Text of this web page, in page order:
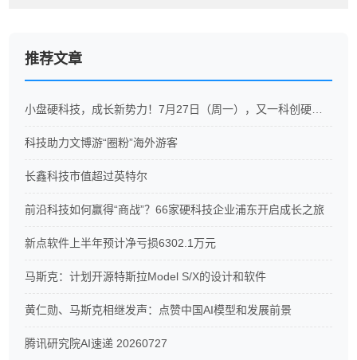
推荐文章
科技助力文博游“圈粉”海外游客
长鑫科技市值超过英特尔
前沿科技如何赢得“商战”？66家硬科技企业浦东开启成长之旅
新点软件上半年预计净亏损6302.1万元
马斯克：计划开源特斯拉Model S/X的设计和软件
黄仁勋、马斯克相继发声：点赞中国AI模型和发展前景
腾讯研究院AI速递 20260727